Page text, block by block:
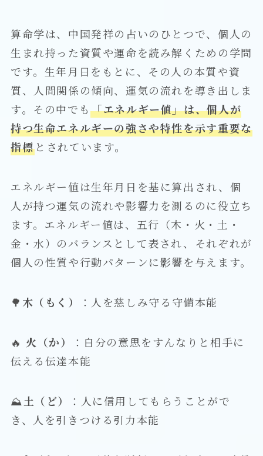
算命学は、中国発祥の占いのひとつで、個人の
生まれ持った資質や運命を読み解くための学問
です。生年月日をもとに、その人の本質や資
質、人間関係の傾向、運気の流れを導き出しま
す。その中でも「エネルギー値」は、個人が
持つ生命エネルギーの強さや特性を示す重要な
指標 とされています。
エネルギー値は生年月日を基に算出され、個
人が持つ運気の流れや影響力を測るのに役立ち
ます。エネルギー値は、五行（木・火・土・
金・水）のバランスとして表され、それぞれが
個人の性質や行動パターンに影響を与えます。
🌳 木（もく） ：人を慈しみ守る守備本能
🔥 火（か）
：自分の意思をすんなりと相手に
伝える伝達本能
⛰ 土（ど）
：人に信用してもらうことがで
き、人を引きつける引力本能